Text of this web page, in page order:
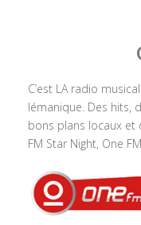
C’est LA radio
lémanique. Des hits,
bons plans locaux et
FM Star Night, One